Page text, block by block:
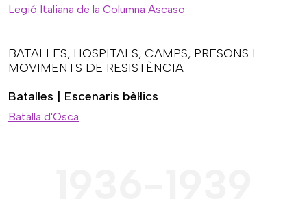
Legió Italiana de la Columna Ascaso
BATALLES, HOSPITALS, CAMPS, PRESONS I
MOVIMENTS DE RESISTÈNCIA
Batalles | Escenaris bèl·lics
Batalla d'Osca